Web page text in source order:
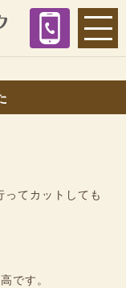
てカットしても
です。